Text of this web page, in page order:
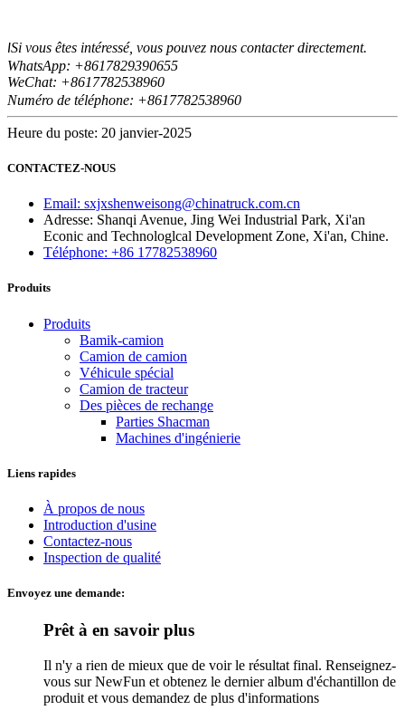
ISi vous êtes intéressé, vous pouvez nous contacter directement.
WhatsApp: +8617829390655
WeChat: +8617782538960
Numéro de téléphone: +8617782538960
Heure du poste: 20 janvier-2025
CONTACTEZ-NOUS
Email: sxjxshenweisong@chinatruck.com.cn
Adresse: Shanqi Avenue, Jing Wei Industrial Park, Xi'an
Econic and Technologlcal Development Zone, Xi'an, Chine.
Téléphone: +86 17782538960
Produits
Produits
Bamik-camion
Camion de camion
Véhicule spécial
Camion de tracteur
Des pièces de rechange
Parties Shacman
Machines d'ingénierie
Liens rapides
À propos de nous
Introduction d'usine
Contactez-nous
Inspection de qualité
Envoyez une demande:
Prêt à en savoir plus
Il n'y a rien de mieux que de voir le résultat final. Renseignez-
vous sur NewFun et obtenez le dernier album d'échantillon de
produit et vous demandez de plus d'informations